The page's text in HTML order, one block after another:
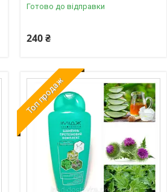
Готово до відправки
240 ₴
Топ продаж